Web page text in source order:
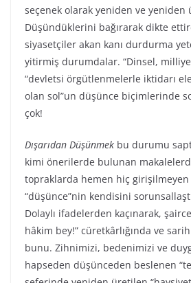
seçenek olarak yeniden ve yeniden
Düşündüklerini bağırarak dikte
siyasetçiler akan kanı durdurma
yitirmiş durumdalar. “Dinsel,
“devletsi örgütlenmelerle iktidarı
olan sol”un düşünce biçimlerinde
çok!
Dışarıdan Düşünmek bu durumu
kimi önerilerde bulunan
topraklarda hemen hiç girişilmeyen
“düşünce”nin kendisini
Dolaylı ifadelerden kaçınarak,
hâkim bey!” cüretkârlığında ve
bunu. Zihnimizi, bedenimizi ve
hapseden düşünceden beslenen